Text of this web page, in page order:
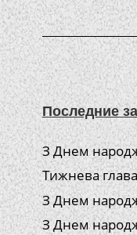
Последние
З Днем
Тижнева
З Днем
З Днем